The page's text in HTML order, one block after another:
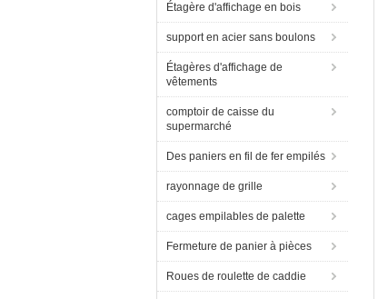
Étagère d'affichage en bois
support en acier sans boulons
Étagères d'affichage de
vêtements
comptoir de caisse du
supermarché
Des paniers en fil de fer empilés
rayonnage de grille
cages empilables de palette
Fermeture de panier à pièces
Roues de roulette de caddie